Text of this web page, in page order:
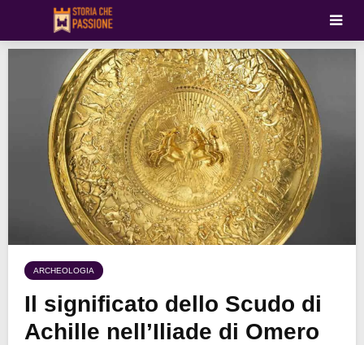
ARCHEOLOGIA
Il significato dello Scudo di
Achille nell’Iliade di Omero